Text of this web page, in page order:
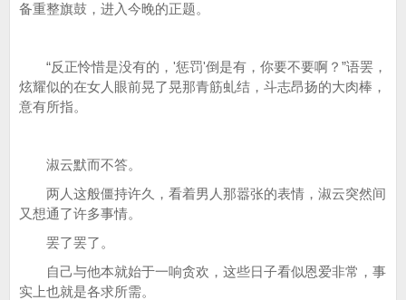
备重整旗鼓，进入今晚的正题。
“反正怜惜是没有的，'惩罚'倒是有，你要不要啊？”语罢，
炫耀似的在女人眼前晃了晃那青筋虬结，斗志昂扬的大肉棒，
意有所指。
淑云默而不答。
两人这般僵持许久，看着男人那嚣张的表情，淑云突然间
又想通了许多事情。
罢了罢了。
自己与他本就始于一响贪欢，这些日子看似恩爱非常，事
实上也就是各求所需。